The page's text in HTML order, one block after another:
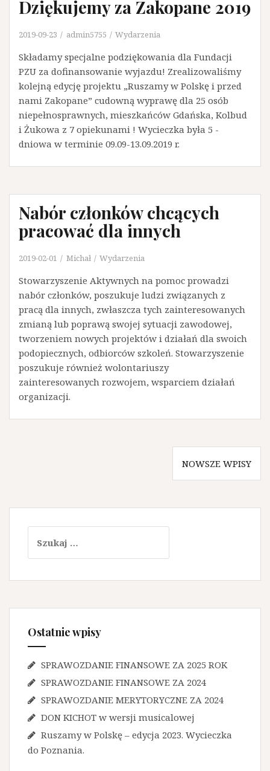
Dziękujemy za Zakopane 2019
2019-09-23 admin5755 Wydarzenia
Składamy specjalne podziękowania dla Fundacji
PZU za dofinansowanie wyjazdu! Zrealizowaliśmy
kolejną edycję projektu „Ruszamy w Polskę i przed
nami Zakopane” cudowną wyprawę dla 25 osób
niepełnosprawnych, mieszkańców Gdańska, Kolbud
i Żukowa z 7 opiekunami ! Wycieczka była 5 -
dniowa w terminie 09.09-13.09.2019 r.
Nabór członków chcących
pracować dla innych
2019-02-01 Michał Wydarzenia
Stowarzyszenie Aktywnych na pomoc prowadzi
nabór członków, poszukuje ludzi związanych z
pracą dla innych, zwłaszcza tych zainteresowanych
zmianą lub poprawą swojej sytuacji zawodowej,
tworzeniem nowych projektów i działań dla swoich
podopiecznych, odbiorców szkoleń. Stowarzyszenie
poszukuje również wolontariuszy
zainteresowanych rozwojem, wsparciem działań
organizacji.
NOWSZE WPISY
Ostatnie wpisy
SPRAWOZDANIE FINANSOWE ZA 2025 ROK
SPRAWOZDANIE FINANSOWE ZA 2024
SPRAWOZDANIE MERYTORYCZNE ZA 2024
DON KICHOT w wersji musicalowej
Ruszamy w Polskę – edycja 2023. Wycieczka
do Poznania.